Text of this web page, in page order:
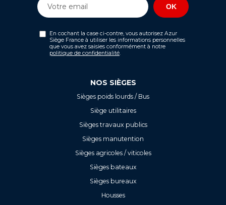
En cochant la case ci-contre, vous autorisez Azur
Siège France à utiliser les informations personnelles
que vous avez saisies conformément à notre
politique de confidentialité
NOS SIÈGES
Sièges poids lourds / Bus
Siège utilitaires
Sièges travaux publics
Sièges manutention
Sièges agricoles / viticoles
Sièges bateaux
Sièges bureaux
Housses